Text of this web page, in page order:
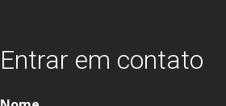
Entrar em contato